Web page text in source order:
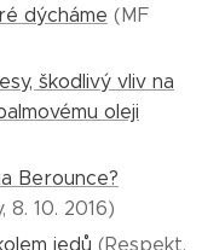
dýcháme (MF
škodlivý vliv na
oleji
Berounce?
8. 10. 2016)
jedů (Respekt,